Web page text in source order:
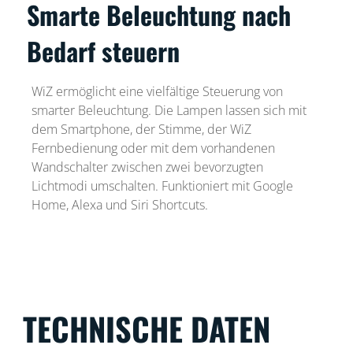
Smarte Beleuchtung nach
Bedarf steuern
WiZ ermöglicht eine vielfältige Steuerung von
smarter Beleuchtung. Die Lampen lassen sich mit
dem Smartphone, der Stimme, der WiZ
Fernbedienung oder mit dem vorhandenen
Wandschalter zwischen zwei bevorzugten
Lichtmodi umschalten. Funktioniert mit Google
Home, Alexa und Siri Shortcuts.
TECHNISCHE DATEN